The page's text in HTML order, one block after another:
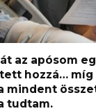
az apósom
hozzá… míg
mindent
tudtam.